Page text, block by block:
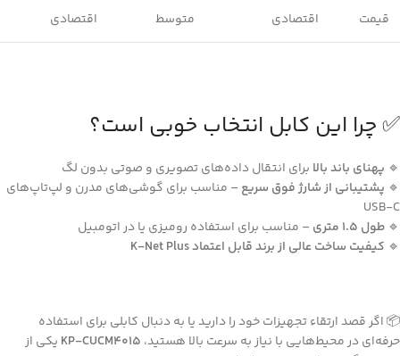
قیمت اقتصادی متوسط اقتصادی
✅ چرا این کابل انتخاب خوبی است؟
🔹 پهنای باند بالا برای انتقال داده‌های تصویری و صوتی بدون لگ
🔹 پشتیبانی از شارژ فوق سریع – مناسب برای گوشی‌های مدرن و لپ‌تاپ‌های
USB-C
🔹 طول 1.5 متری
– مناسب برای استفاده رومیزی یا در اتومبیل
🔹 کیفیت ساخت عالی از برند قابل اعتماد K-Net Plus
📦 اگر قصد ارتقاء تجهیزات خود را دارید یا به دنبال کابلی برای استفاده
حرفه‌ای در محیط‌هایی با نیاز به سرعت بالا هستید، KP-CUCM4015 یکی از